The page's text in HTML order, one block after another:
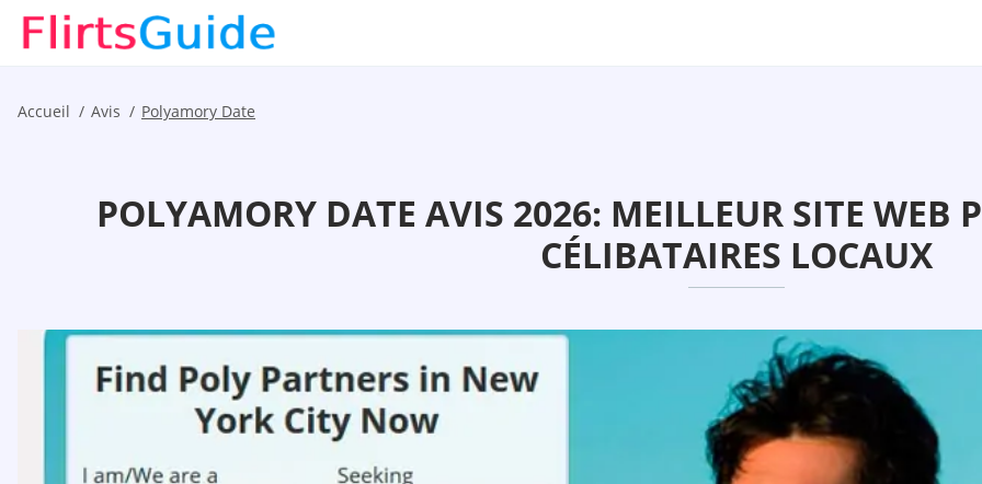
Accueil Avis Polyamory Date
POLYAMORY DATE AVIS 2026: MEILLEUR SITE WEB
CÉLIBATAIRES LOCAUX